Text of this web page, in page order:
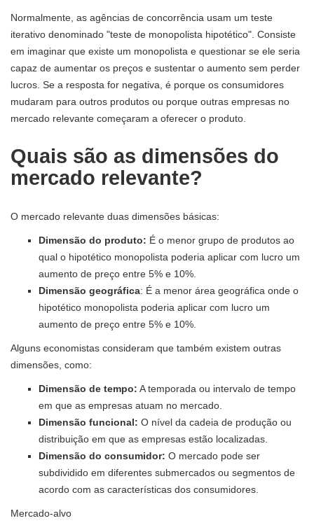
Normalmente, as agências de concorrência usam um teste
iterativo denominado "teste de monopolista hipotético". Consiste
em imaginar que existe um monopolista e questionar se ele seria
capaz de aumentar os preços e sustentar o aumento sem perder
lucros. Se a resposta for negativa, é porque os consumidores
mudaram para outros produtos ou porque outras empresas no
mercado relevante começaram a oferecer o produto.
Quais são as dimensões do
mercado relevante?
O mercado relevante duas dimensões básicas:
Dimensão do produto: É o menor grupo de produtos ao
qual o hipotético monopolista poderia aplicar com lucro um
aumento de preço entre 5% e 10%.
Dimensão geográfica: É a menor área geográfica onde o
hipotético monopolista poderia aplicar com lucro um
aumento de preço entre 5% e 10%.
Alguns economistas consideram que também existem outras
dimensões, como:
Dimensão de tempo: A temporada ou intervalo de tempo
em que as empresas atuam no mercado.
Dimensão funcional: O nível da cadeia de produção ou
distribuição em que as empresas estão localizadas.
Dimensão do consumidor: O mercado pode ser
subdividido em diferentes submercados ou segmentos de
acordo com as características dos consumidores.
Mercado-alvo